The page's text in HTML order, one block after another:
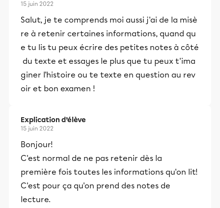
15 juin 2022
Salut, je te comprends moi aussi j'ai de la misè
re à retenir certaines informations, quand qu
e tu lis tu peux écrire des petites notes à côté
du texte et essayes le plus que tu peux t'ima
giner l'histoire ou te texte en question au rev
oir et bon examen !
Explication d’élève
15 juin 2022
Bonjour!
C'est normal de ne pas retenir dès la
première fois toutes les informations qu'on lit!
C'est pour ça qu'on prend des notes de
lecture.